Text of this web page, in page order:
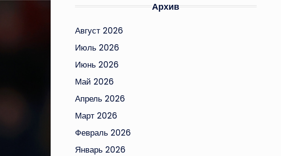
Архив
Август 2026
Июль 2026
Июнь 2026
Май 2026
Апрель 2026
Март 2026
Февраль 2026
Январь 2026